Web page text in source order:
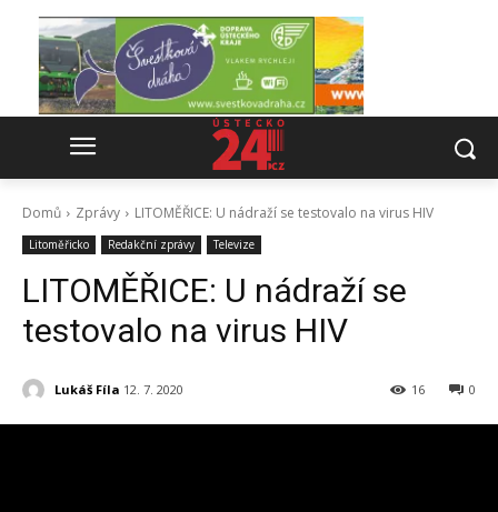
Domů Zprávy LITOMĚŘICE: U nádraží se testovalo na virus HIV
Litoměřicko Redakční zprávy Televize
LITOMĚŘICE: U nádraží se
testovalo na virus HIV
Lukáš Fíla 12. 7. 2020 0
16